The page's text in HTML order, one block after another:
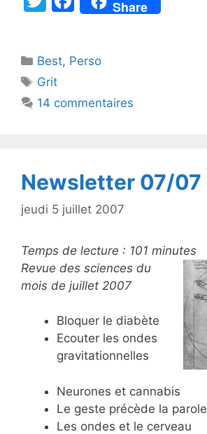
er
a
e
o
Share
Catégories
Best, Perso
Étiquettes
Grit
14 commentaires
Newsletter 07/07
jeudi 5 juillet 2007
Temps de lecture : 101 minutes
Revue des sciences du
mois de juillet 2007
Bloquer le diabète
Ecouter les ondes
gravitationnelles
Neurones et cannabis
Le geste précède la parole
Les ondes et le cerveau